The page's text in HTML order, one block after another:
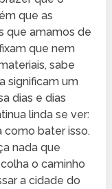
que as
que amamos de
que nem
sabe
significam um
dias e dias
linda se ver:
como bater isso.
nada que
o caminho
a cidade do